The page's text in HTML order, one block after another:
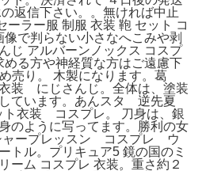
返信下さい。。無ければ中止
ーラー服 制服 衣装 鞄 セット コ
で判らない小さなへこみや剥
じ アルバーンノックス コスプ
める方や神経質な方はご遠慮下
売り。 木製になります。葛
にじさんじ。全体は、塗装
ています。あんスタ 逆先夏
衣装 コスプレ。 刀身は、銀
のように写ってます。勝利の女
ープレッスン コスプレ ウ
トル。プリキュア5 鏡の国のミ
ーム コスプレ 衣装。重さ約２